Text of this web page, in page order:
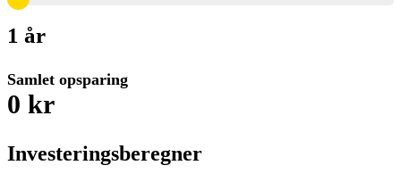
1 år
Samlet opsparing
0 kr
Investeringsberegner